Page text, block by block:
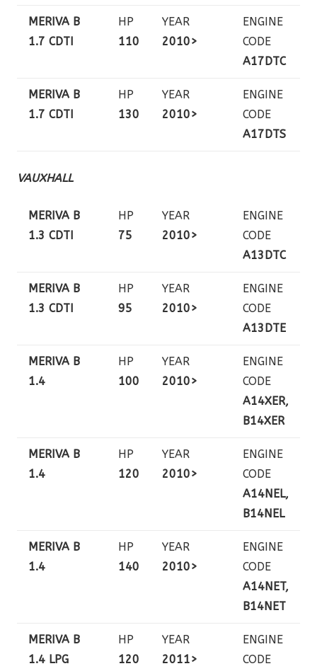
MERIVA B
1.7 CDTI
HP
110
YEAR
2010>
ENGINE
CODE
A17DTC
MERIVA B
1.7 CDTI
HP
130
YEAR
2010>
ENGINE
CODE
A17DTS
VAUXHALL
MERIVA B
1.3 CDTI
HP
75
YEAR
2010>
ENGINE
CODE
A13DTC
MERIVA B
1.3 CDTI
HP
95
YEAR
2010>
ENGINE
CODE
A13DTE
MERIVA B
1.4
HP
100
YEAR
2010>
ENGINE
CODE
A14XER,
B14XER
MERIVA B
1.4
HP
120
YEAR
2010>
ENGINE
CODE
A14NEL,
B14NEL
MERIVA B
1.4
HP
140
YEAR
2010>
ENGINE
CODE
A14NET,
B14NET
MERIVA B
1.4 LPG
HP
120
YEAR
2011>
ENGINE
CODE